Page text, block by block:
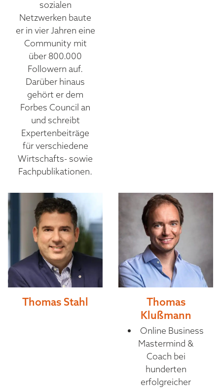
sozialen
Netzwerken baute
er in vier Jahren eine
Community mit
über 800.000
Followern auf.
Darüber hinaus
gehört er dem
Forbes Council an
und schreibt
Expertenbeiträge
für verschiedene
Wirtschafts- sowie
Fachpublikationen.
Thomas Stahl
Thomas
Klußmann
Online Business
Mastermind &
Coach bei
hunderten
erfolgreicher